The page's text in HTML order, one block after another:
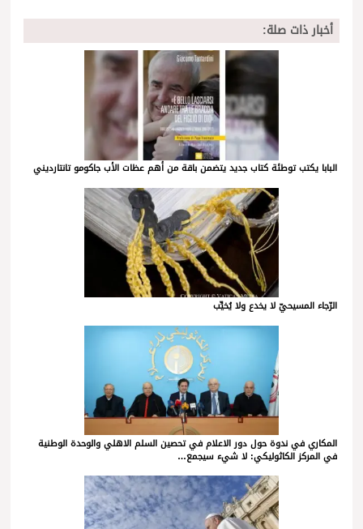
أخبار ذات صلة:
البابا يكتب توطئة كتاب جديد يتضمن باقة من أهم عظات الأب جاكومو تانتارديني
الرّجاء المسيحيّ لا يخدع ولا يُخيِّب
المكاري في ندوة حول دور الاعلام في تحصين السلم الاهلي والوحدة الوطنية
في المركز الكاثوليكي: لا شيء سيجمع…